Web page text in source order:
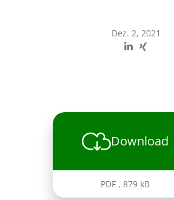
Dez. 2, 2021
Download
PDF , 879 kB